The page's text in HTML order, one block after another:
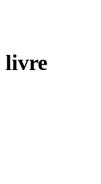
livre